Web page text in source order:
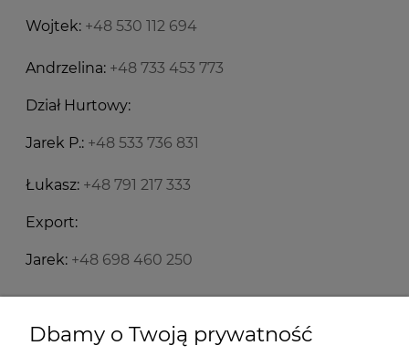
Wojtek: +48 530 112 694
Andrzelina: +48 733 453 773
Dział Hurtowy:
Jarek P.: +48 533 736 831
Łukasz: +48 791 217 333
Export:
Jarek: +48 698 460 250
Starecegly.com
Dbamy o Twoją prywatność